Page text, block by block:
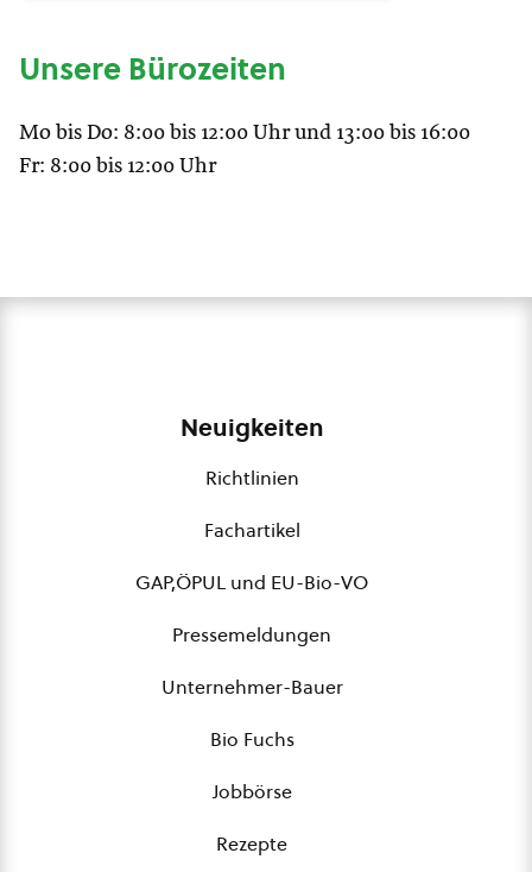
Unsere Bürozeiten
Mo bis Do: 8:00 bis 12:00 Uhr und 13:00 bis 16:00
Fr: 8:00 bis 12:00 Uhr
Neuigkeiten
Richtlinien
Fachartikel
GAP,ÖPUL und EU-Bio-VO
Pressemeldungen
Unternehmer-Bauer
Bio Fuchs
Jobbörse
Rezepte